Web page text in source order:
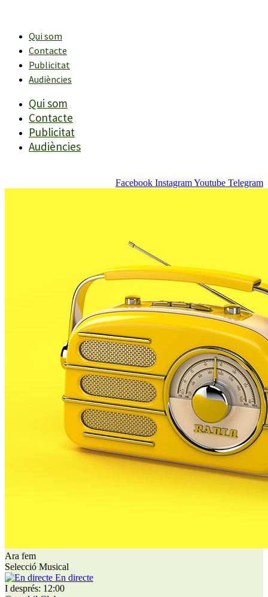
contingutQui som
Contacte
Publicitat
Audiències
Qui som
Contacte
Publicitat
Audiències
Facebook InstagramYoutube Telegram
Ara fem
Selecció Musical
En directe
I després: 12:00